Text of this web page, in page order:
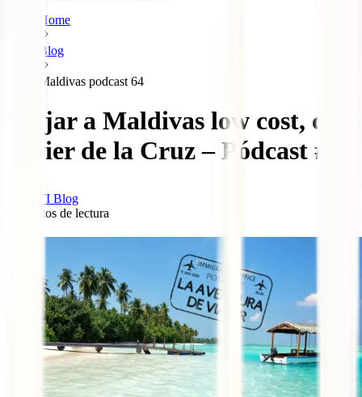
Home
Blog
Maldivas podcast 64
Viajar a Maldivas low cost, con
Javier de la Cruz – Pódcast #64
IATI Blog
minutos de lectura